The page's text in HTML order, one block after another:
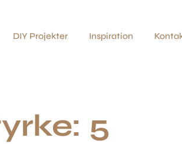
DIY Projekter Inspiration
5